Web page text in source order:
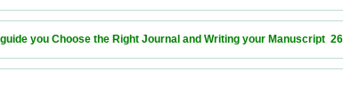
to guide you Choose the Right Journal and Writing your
03/2026